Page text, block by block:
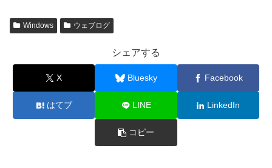
Windows ウェブログ
シェアする
X Bluesky Facebook
はてブ LINE LinkedIn
コピー